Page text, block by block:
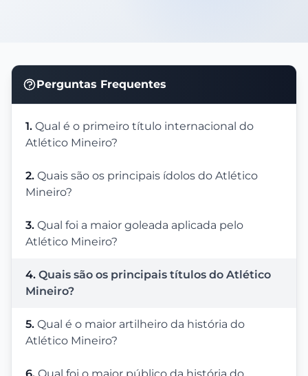
Perguntas Frequentes
1. Qual é o primeiro título internacional do
Atlético Mineiro?
2. Quais são os principais ídolos do Atlético
Mineiro?
3. Qual foi a maior goleada aplicada pelo
Atlético Mineiro?
4. Quais são os principais títulos do Atlético
Mineiro?
5. Qual é o maior artilheiro da história do
Atlético Mineiro?